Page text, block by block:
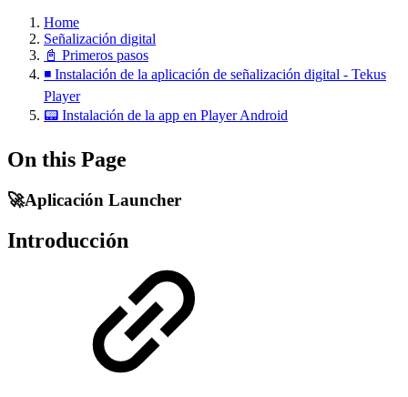
Home
Señalización digital
📓 Primeros pasos
◾ Instalación de la aplicación de señalización digital - Tekus
Player
📟 Instalación de la app en Player Android
On this Page
🚀Aplicación Launcher
Introducción